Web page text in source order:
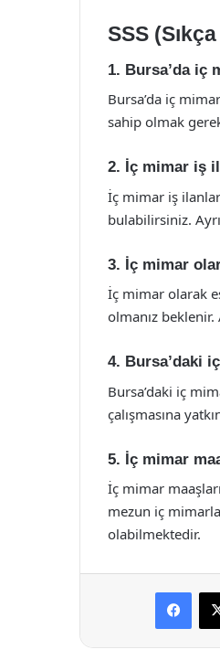
SSS
1. Bursa’da iç
Bursa’da iç
sahip olmak
2. İç mimar iş
İç mimar iş
bulabilirsiniz.
3. İç mimar
İç mimar olarak
olmanız beklenir.
4. Bursa’daki
Bursa’daki iç
çalışmasına
5. İç mimar
İç mimar
mezun iç
olabilmektedir.